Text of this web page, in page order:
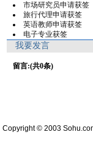
市场研究员申请获签
旅行代理申请获签
英语教师申请获签
电子专业获签
我要发言
留言:(共0条)
Copyright © 2003